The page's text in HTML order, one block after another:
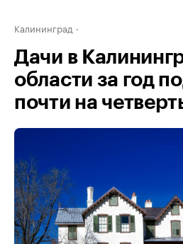
Калининград
Дачи в
области за год
почти на